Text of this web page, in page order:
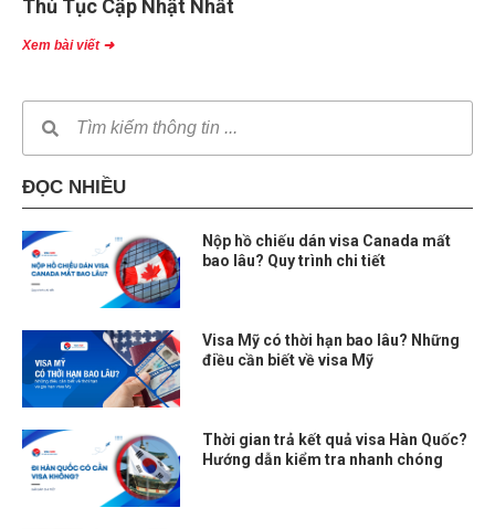
Thủ Tục Cập Nhật Nhất
Xem bài viết ➜
ĐỌC NHIỀU
Nộp hồ chiếu dán visa Canada mất
bao lâu? Quy trình chi tiết
Visa Mỹ có thời hạn bao lâu? Những
điều cần biết về visa Mỹ
Thời gian trả kết quả visa Hàn Quốc?
Hướng dẫn kiểm tra nhanh chóng